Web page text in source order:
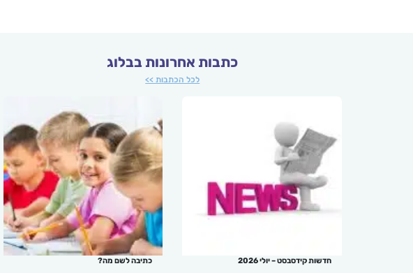
כתבות אחרונות בבלוג
לכל הכתבות >>
חדשות קידסבסט – יולי 2026
כתיבה לשם מה?